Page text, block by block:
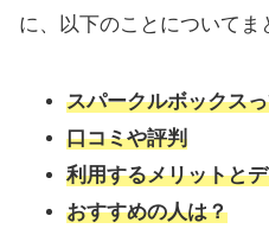
に、以下のことについてま
スパークルボックス
口コミや評判
利用するメリットと
おすすめの人は？